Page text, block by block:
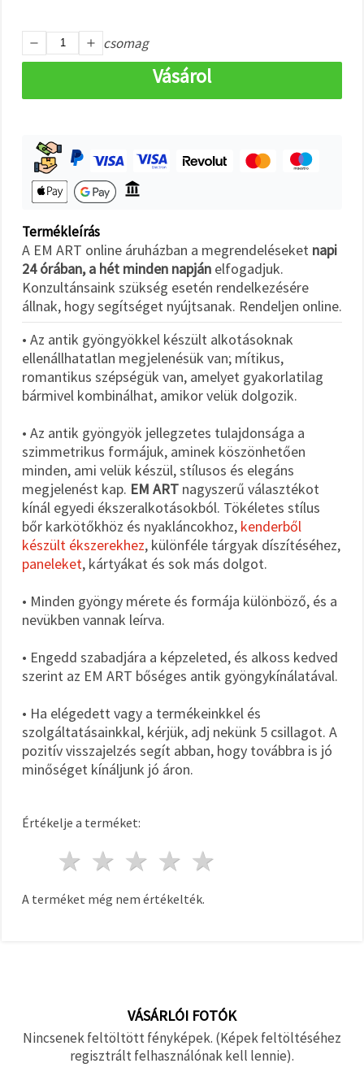
Fogadja
mindet
csomag
Vásárol
Termékleírás
A EM ART online áruházban a megrendeléseket napi
24 órában, a hét minden napján elfogadjuk.
Konzultánsaink szükség esetén rendelkezésére
állnak, hogy segítséget nyújtsanak. Rendeljen online.
• Az antik gyöngyökkel készült alkotásoknak
ellenállhatatlan megjelenésük van; mítikus,
romantikus szépségük van, amelyet gyakorlatilag
bármivel kombinálhat, amikor velük dolgozik.
• Az antik gyöngyök jellegzetes tulajdonsága a
szimmetrikus formájuk, aminek köszönhetően
minden, ami velük készül, stílusos és elegáns
megjelenést kap. EM ART nagyszerű választékot
kínál egyedi ékszeralkotásokból. Tökéletes stílus
bőr karkötőkhöz és nyakláncokhoz, kenderből
készült ékszerekhez, különféle tárgyak díszítéséhez,
paneleket, kártyákat és sok más dolgot.
• Minden gyöngy mérete és formája különböző, és a
nevükben vannak leírva.
• Engedd szabadjára a képzeleted, és alkoss kedved
szerint az EM ART bőséges antik gyöngykínálatával.
• Ha elégedett vagy a termékeinkkel és
szolgáltatásainkkal, kérjük, adj nekünk 5 csillagot. A
pozitív visszajelzés segít abban, hogy továbbra is jó
minőséget kínáljunk jó áron.
Értékelje a terméket:
4 csillagok
3 csillagok
2 csillagok
1 csillag
A terméket még nem értékelték.
VÁSÁRLÓI FOTÓK
Nincsenek feltöltött fényképek. (Képek feltöltéséhez
regisztrált felhasználónak kell lennie).